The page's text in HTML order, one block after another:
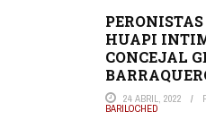
HUAPI
CONCEJAL
24 ABRIL, 2022
BARILOCHED